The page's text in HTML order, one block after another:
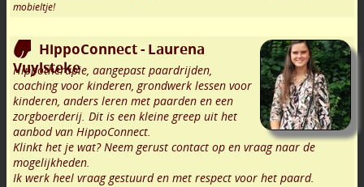
mobieltje!
HippoConnect - Laurena
Vuylsteke
Hippotherapie, aangepast paardrijden,
coaching voor kinderen, grondwerk lessen voor
kinderen, anders leren met paarden en een
zorgboerderij. Dit is een kleine greep uit het
aanbod van HippoConnect.
Klinkt het je wat? Neem gerust contact op en vraag naar de
mogelijkheden.
Ik werk heel vraag gestuurd en met respect voor het paard.